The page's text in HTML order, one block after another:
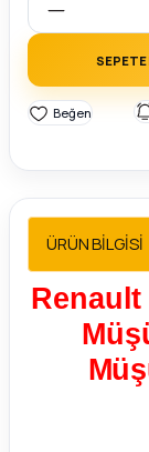
Sedan
Parça
SEPETE
ÜRÜN BİLGİSİ
Renault